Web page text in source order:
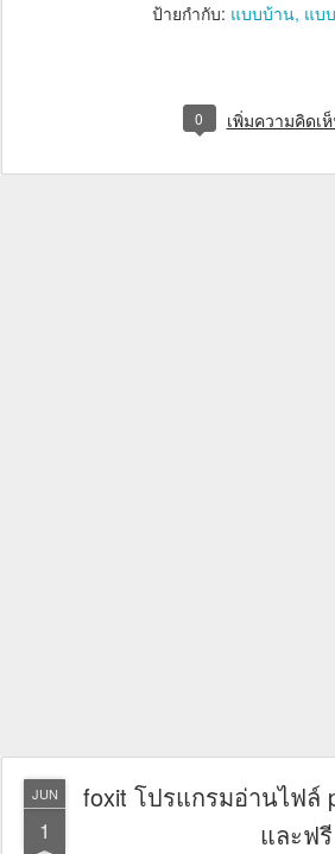
ป้ายกำกับ: แบบบ้าน แบ
0 เพิ่มความคิดเ
JUN
1
foxit โปรแกรมอ่านไฟล์
และฟรี